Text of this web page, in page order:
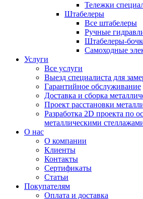
Тележки
Штабелеры
Все штабелеры
Ручные
Штабелеры-
Самоходные
Услуги
Все услуги
Выезд специалиста для
Гарантийное обслуживание
Доставка и сборка
Проект расстановки
Разработка 2D проекта по
металлическими
О нас
О компании
Клиенты
Контакты
Сертификаты
Статьи
Покупателям
Оплата и доставка